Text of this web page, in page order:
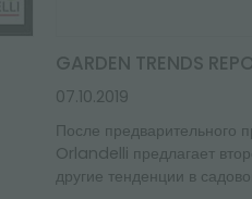
GARDEN TRENDS
07.10.2019
После
Orlandelli предлагает
другие тенденции в